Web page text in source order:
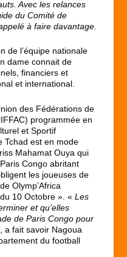
Avec les relances
du Comité de
à faire davantage.
de l’équipe nationale
dame connait de
financiers et
et international.
des Fédérations de
programmée en
et Sportif
Tchad est en mode
Mahamat Ouya qui
Congo abritant
les joueuses de
Olymp’Africa
10 Octobre ». «Les
et qu’elles
de Paris Congo pour
a fait savoir Nagoua
du football